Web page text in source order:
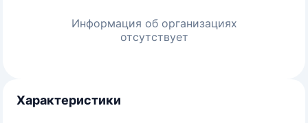
Информация об организациях
отсутствует
Характеристики